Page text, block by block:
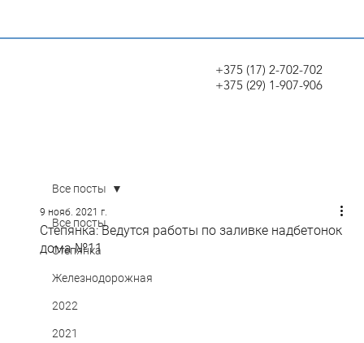
+375 (17) 2-702-702
+375 (29) 1-907-906
Все посты
Степянка
Железнодорожная
2022
2021
Все посты
Степянка: Ведутся работы по заливке надбетонок
дома №11
9 нояб. 2021 г.